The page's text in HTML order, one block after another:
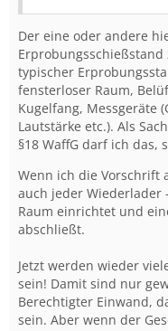
Der eine oder andere
Erprobungsschießstand
typischer
fensterloser Raum,
Kugelfang, Messgeräte
Lautstärke etc.). Als
§18 WaffG darf ich das,
Wenn ich die Vorschrift
auch jeder Wiederlader
Raum einrichtet und
abschließt.
Jetzt werden wieder
sein! Damit sind nur
Berechtigter Einwand,
sein. Aber wenn der